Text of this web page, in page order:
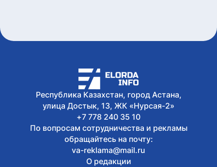
Туристов из Германии эвакуировали с
пика в Алматинской области
Республика Казахстан, город Астана,
улица Достык, 13, ЖК «Нурсая-2»
+7 778 240 35 10
По вопросам сотрудничества и рекламы
обращайтесь на почту:
va-reklama@mail.ru
О редакции